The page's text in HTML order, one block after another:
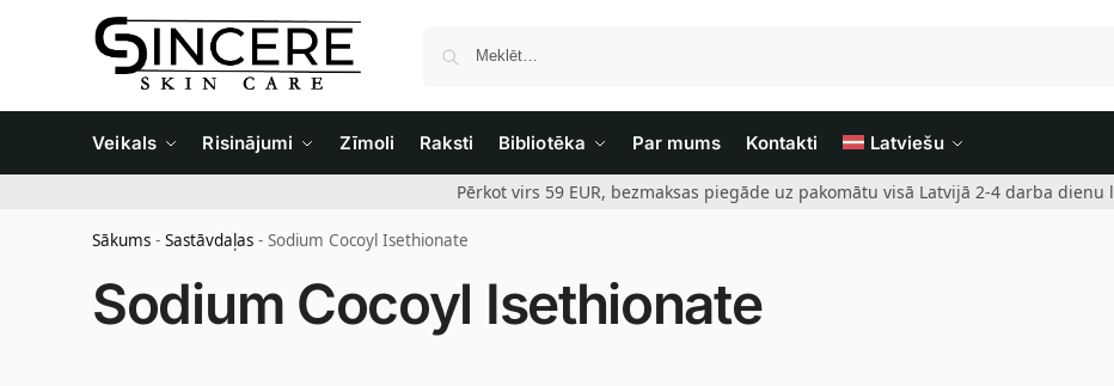
Veikals Risinājumi Zīmoli Raksti Bibliotēka Par mums Kontakti Latviešu
Pērkot virs 59 EUR, bezmaksas piegāde uz pakomātu visā Latvijā 2-4 darba dienu
Sākums - Sastāvdaļas - Sodium Cocoyl Isethionate
Sodium Cocoyl Isethionate